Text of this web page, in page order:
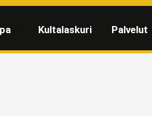
Kultalaskuri Palvelut